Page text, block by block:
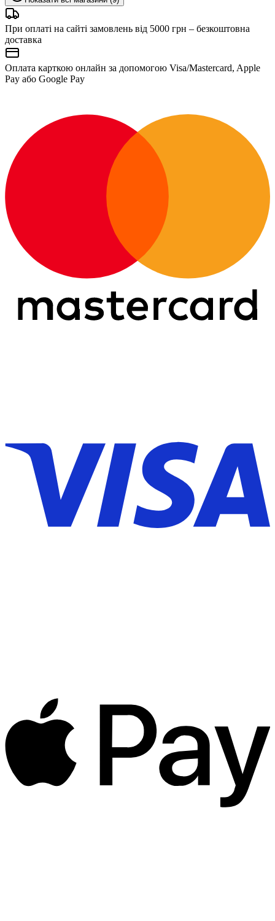
При оплаті на сайті замовлень від 5000 грн – безкоштовна
доставка
Оплата карткою онлайн за допомогою Visa/Mastercard, Apple
Pay або Google Pay